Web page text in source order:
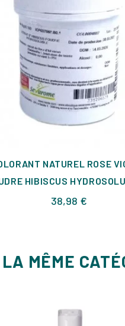
NATUREL ROSE
HIBISCUS
38,98 €Prix
MÊME